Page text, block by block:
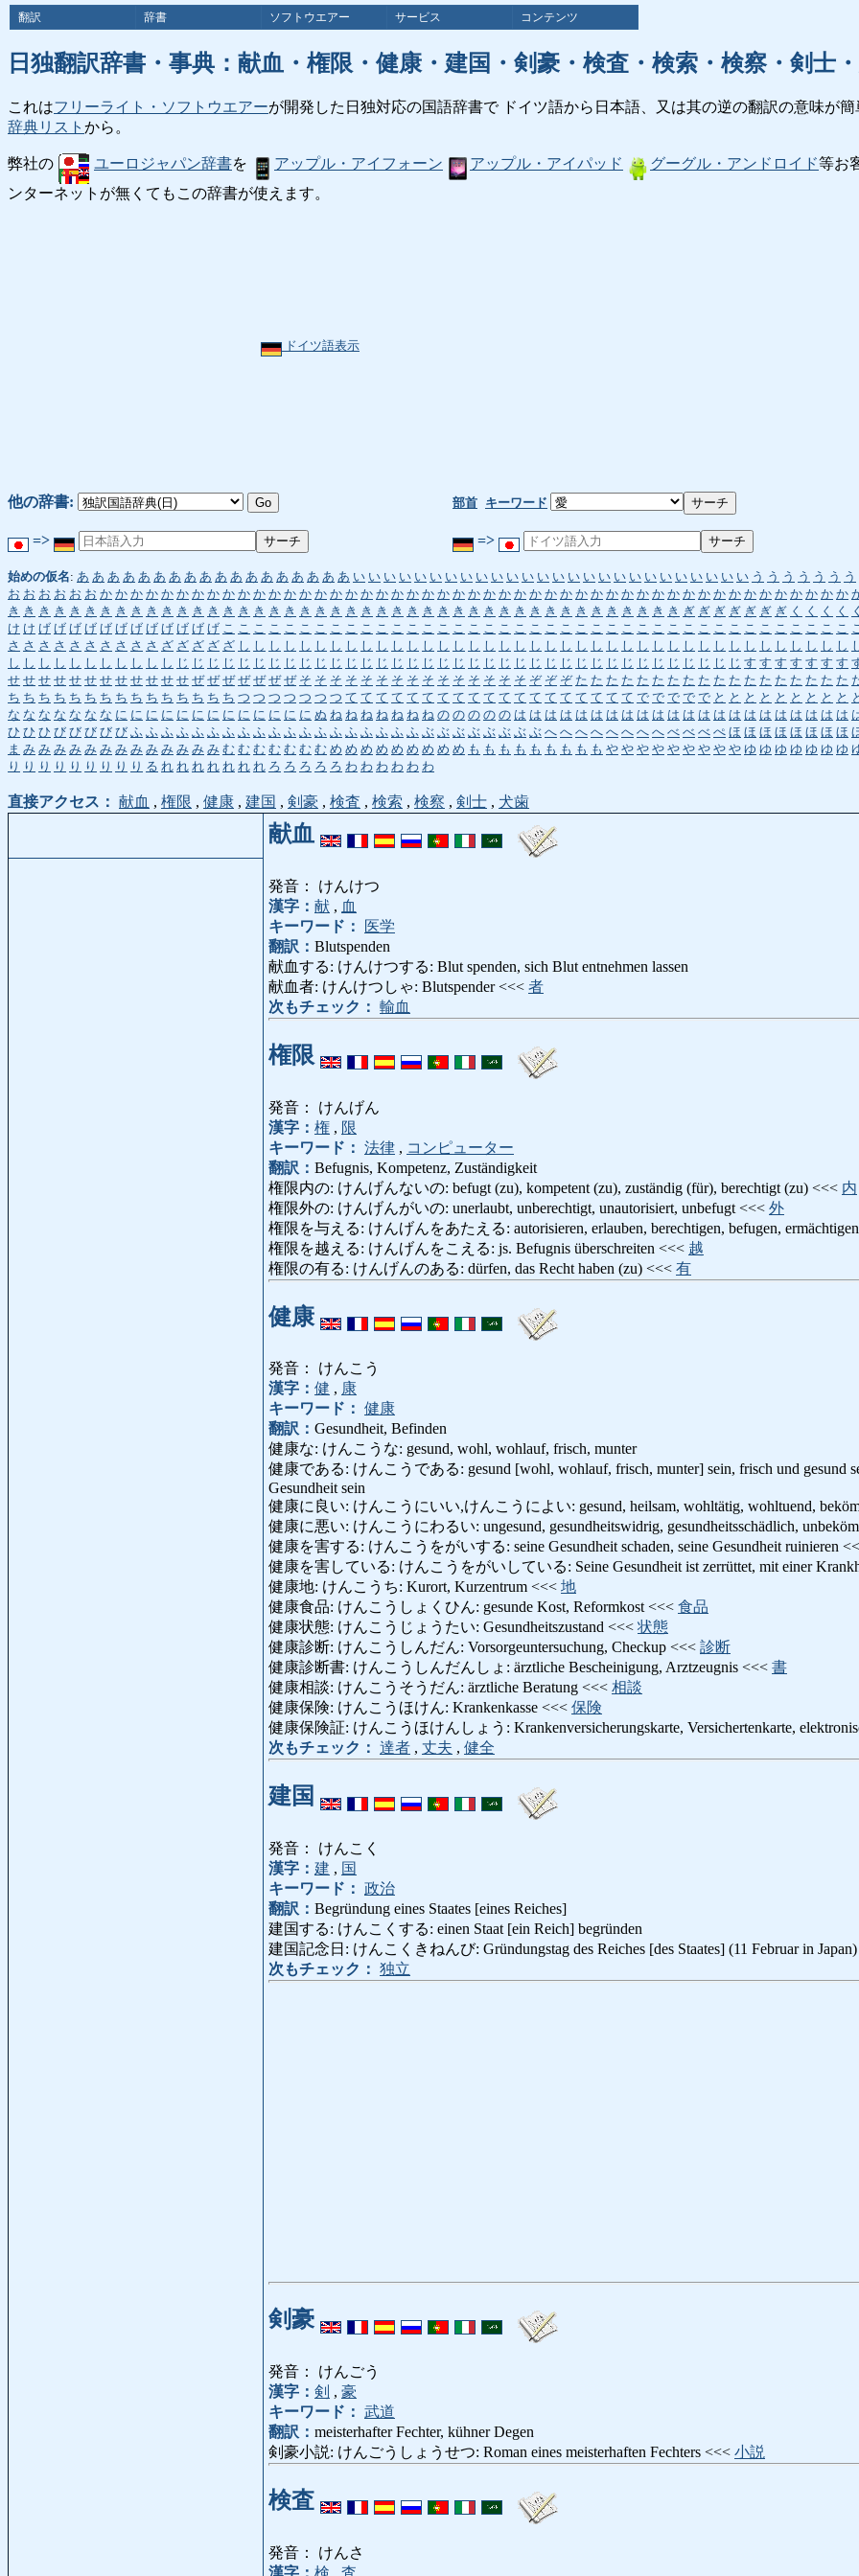
翻訳 辞書 ソフトウエアー サービス コンテンツ
日独翻訳辞書・事典：献血・権限・健康・建国・剣豪・検査・検索・検察・剣士
これはフリーライト・ソフトウエアーが開発した日独対応の国語辞書で ドイツ語から日本語、又は其の逆の翻訳の意味が
辞典リスト から。
弊社の ユーロジャパン辞書を アップル・アイフォーン アップル・アイパッド グーグル・アンドロイド等お
ンターネットが無くてもこの辞書が使えます。
ドイツ語表示
他の辞書: 部首 キーワード
=> =>
始めの仮名: あ あ あ あ あ あ あ あ あ あ あ あ あ あ あ あ あ あ い い い い い い い い い い い い い い い い い い い い い い い い い い う う う う う う う
お お お お お お か か か か か か か か か か か か か か か か か か か か か か か か か か か か か か か か か か か か か か か か か か か か か か か か か
き き き き き き き き き き き き き き き き き き き き き き き き き き き き き き き き き き き き き き き き き き き き ぎ ぎ ぎ ぎ ぎ ぎ ぎ く く く く く
け け げ げ げ げ げ げ げ げ げ げ げ げ こ こ こ こ こ こ こ こ こ こ こ こ こ こ こ こ こ こ こ こ こ こ こ こ こ こ こ こ こ こ こ こ こ こ こ こ こ こ こ こ こ
さ さ さ さ さ さ さ さ さ さ ざ ざ ざ ざ ざ し し し し し し し し し し し し し し し し し し し し し し し し し し し し し し し し し し し し し し し し
し し し し し し し し し し し じ じ じ じ じ じ じ じ じ じ じ じ じ じ じ じ じ じ じ じ じ じ じ じ じ じ じ じ じ じ じ じ じ じ じ じ じ す す す す す す す
せ せ せ せ せ せ せ せ せ せ せ せ ぜ ぜ ぜ ぜ ぜ ぜ ぜ そ そ そ そ そ そ そ そ そ そ そ そ そ そ そ ぞ ぞ ぞ た た た た た た た た た た た た た た た た た た
ち ち ち ち ち ち ち ち ち ち ち ち ち ち ち つ つ つ つ つ つ つ て て て て て て て て て て て て て て て て て て て で で で で で と と と と と と と と と
な な な な な な な に に に に に に に に に に に に に ぬ ね ね ね ね ね ね ね の の の の の は は は は は は は は は は は は は は は は は は は は は は
ひ ひ ひ び び び び び ふ ふ ふ ふ ふ ふ ふ ふ ふ ふ ふ ふ ふ ふ ふ ふ ふ ふ ふ ぶ ぶ ぶ ぶ ぶ ぶ ぶ ぶ へ へ へ へ へ へ へ へ べ べ べ ぺ ほ ほ ほ ほ ほ ほ ほ ほ
ま み み み み み み み み み み み み み む む む む む む む め め め め め め め め め も も も も も も も も も や や や や や や や や や ゆ ゆ ゆ ゆ ゆ ゆ ゆ
り り り り り り り り り る れ れ れ れ れ れ れ ろ ろ ろ ろ ろ わ わ わ わ わ わ
直接アクセス： 献血 , 権限 , 健康 , 建国 , 剣豪 , 検査 , 検索 , 検察 , 剣士 , 犬歯
献血
発音： けんけつ
漢字： 献 , 血
キーワード：
医学
翻訳： Blutspenden
献血する: けんけつする: Blut spenden, sich Blut entnehmen lassen
献血者: けんけつしゃ: Blutspender <<< 者
次もチェック： 輸血
権限
発音： けんげん
漢字： 権 , 限
キーワード： 法律 , コンピューター
翻訳： Befugnis, Kompetenz, Zuständigkeit
権限内の: けんげんないの: befugt (zu), kompetent (zu), zuständig (für), berechtigt (zu) <<< 内
権限外の: けんげんがいの: unerlaubt, unberechtigt, unautorisiert, unbefugt <<< 外
権限を与える: けんげんをあたえる: autorisieren, erlauben, berechtigen, befugen,
権限を越える: けんげんをこえる: js. Befugnis überschreiten <<< 越
権限の有る: けんげんのある: dürfen, das Recht haben (zu) <<< 有
健康
発音： けんこう
漢字： 健 , 康
キーワード： 健康
翻訳： Gesundheit, Befinden
健康な: けんこうな: gesund, wohl, wohlauf, frisch, munter
健康である: けんこうである: gesund [wohl, wohlauf, frisch, munter] sein, frisch und gesund
Gesundheit sein
健康に良い: けんこうにいい,けんこうによい: gesund, heilsam, wohltätig, wohltuend,
健康に悪い: けんこうにわるい: ungesund, gesundheitswidrig, gesundheitsschädlich,
健康を害する: けんこうをがいする: seine Gesundheit schaden, seine Gesundheit ruinieren
健康を害している: けんこうをがいしている: Seine Gesundheit ist zerrüttet, mit einer
健康地: けんこうち: Kurort, Kurzentrum <<< 地
健康食品: けんこうしょくひん: gesunde Kost, Reformkost <<< 食品
健康状態: けんこうじょうたい: Gesundheitszustand <<< 状態
健康診断: けんこうしんだん: Vorsorgeuntersuchung, Checkup <<< 診断
健康診断書: けんこうしんだんしょ: ärztliche Bescheinigung, Arztzeugnis <<< 書
健康相談: けんこうそうだん: ärztliche Beratung <<< 相談
健康保険: けんこうほけん: Krankenkasse <<< 保険
健康保険証: けんこうほけんしょう: Krankenversicherungskarte, Versichertenkarte,
次もチェック： 達者 , 丈夫 , 健全
建国
発音： けんこく
漢字： 建 , 国
キーワード： 政治
翻訳： Begründung eines Staates [eines Reiches]
建国する: けんこくする: einen Staat [ein Reich] begründen
建国記念日: けんこくきねんび: Gründungstag des Reiches [des Staates] (11 Februar in Japan)
次もチェック： 独立
剣豪
発音： けんごう
漢字： 剣 , 豪
キーワード： 武道
翻訳： meisterhafter Fechter, kühner Degen
剣豪小説: けんごうしょうせつ: Roman eines meisterhaften Fechters <<< 小説
検査
発音： けんさ
漢字： 検 査